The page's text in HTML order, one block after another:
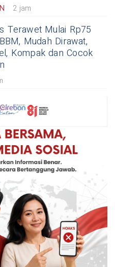
2 jam
Terawet Mulai Rp75
Mudah Dirawat,
Kompak dan Cocok